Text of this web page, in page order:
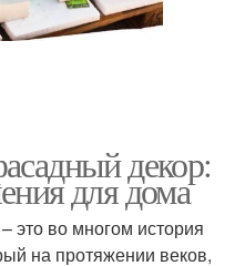
декор:
для дома
это во многом история
на протяжении веков,